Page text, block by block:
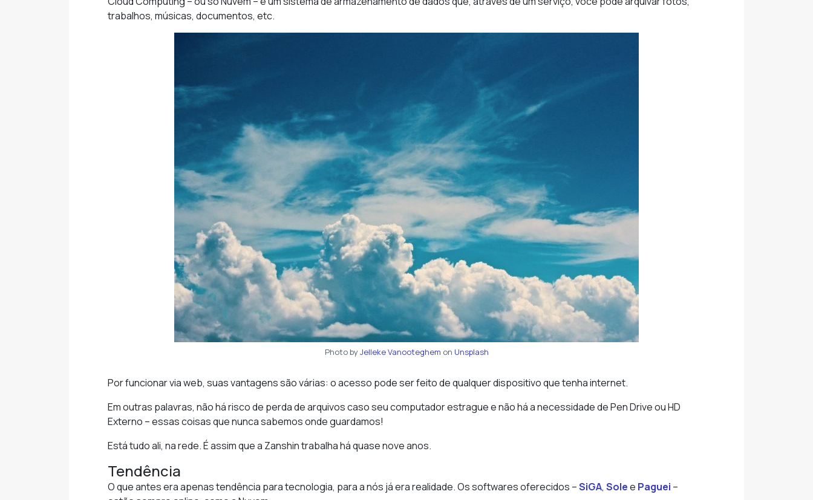
trabalhos, músicas, documentos, etc.
Photo byJelleke Vanooteghem on Unsplash
Por funcionar via web, suas vantagens são várias: o acesso pode ser feito de qualquer dispositivo que tenha internet.
Em outras palavras, não há risco de perda de arquivos caso seu computador estrague e não há a necessidade de Pen Drive ou HD
Externo – essas coisas que nunca sabemos onde guardamos!
Está tudo ali, na rede. É assim que a Zanshin trabalha há quase nove anos.
Tendência
O que antes era apenas tendência para tecnologia, para a nós já era realidade. Os softwares oferecidos –SiGA, Solee Paguei –